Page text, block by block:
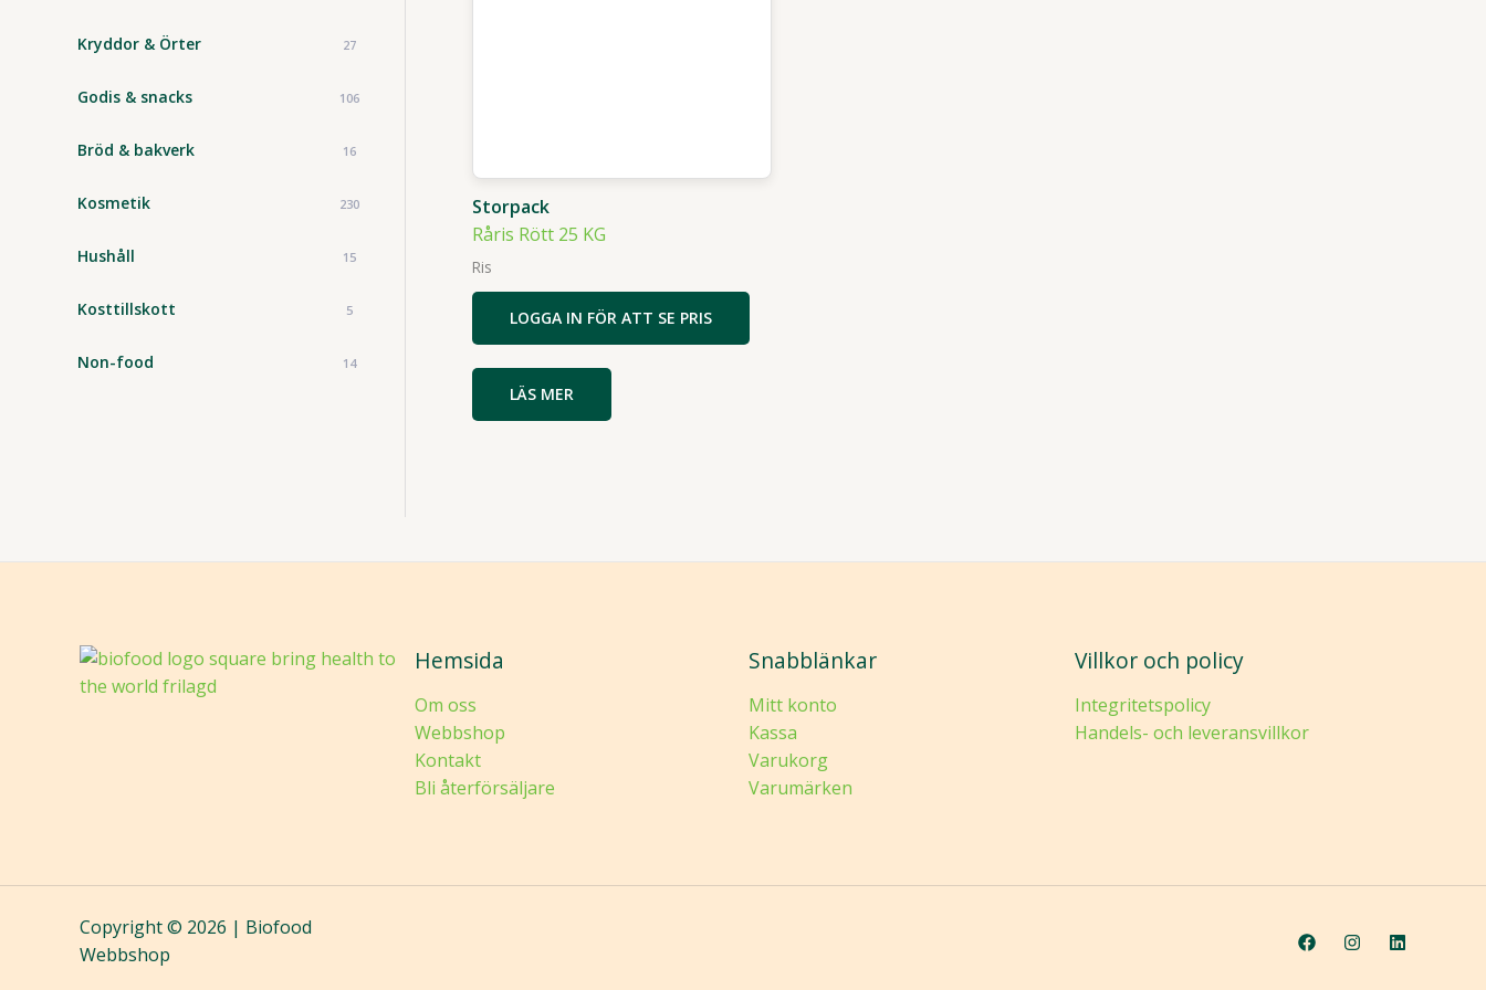
Kryddor & Örter 27
Godis & snacks 106
Bröd & bakverk 16
Kosmetik 230
Hushåll 15
Kosttillskott 5
Non-food 14
Storpack
Råris Rött 25 KG
Ris
LOGGA IN FÖR ATT SE PRIS
LÄS MER
Hemsida
Om oss
Webbshop
Kontakt
Bli återförsäljare
Snabblänkar
Mitt konto
Kassa
Varukorg
Varumärken
Villkor och policy
Integritetspolicy
Handels- och leveransvillkor
Copyright © 2026 | Biofood
Webbshop